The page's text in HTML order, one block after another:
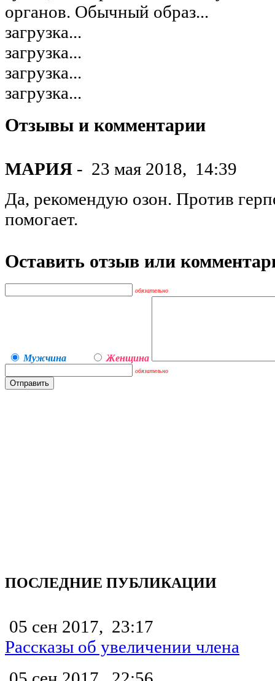
органов. Обычный образ...
загрузка...
загрузка...
загрузка...
загрузка...
Отзывы и комментарии
МАРИЯ - 23 мая 2018, 14:39
Да, рекомендую озон. Против
помогает.
Оставить отзыв или
обязательно
Мужчина Женщина
обязательно
ПОСЛЕДНИЕ ПУБЛИКАЦИИ
05 сен 2017, 23:17
Рассказы об увеличении члена